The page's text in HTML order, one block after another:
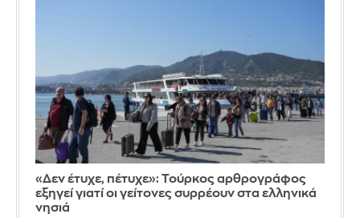
«Δεν έτυχε, πέτυχε»: Τούρκος αρθρογράφος
εξηγεί γιατί οι γείτονες συρρέουν στα ελληνικά
νησιά